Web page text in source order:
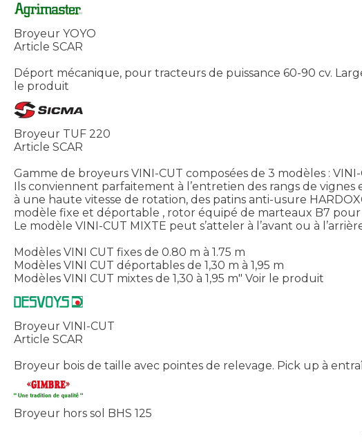
Broyeur YOYO
Article SCAR
Déport mécanique, pour tracteurs de puissance 60-90 cv.
le produit
Broyeur TUF 220
Article SCAR
Gamme de broyeurs VINI-CUT composées de 3 modèles :
Ils conviennent parfaitement à l’entretien des rangs de
à une haute vitesse de rotation, des patins anti-usure
modèle fixe et déportable , rotor équipé de marteaux B7 pour
Le modèle VINI-CUT MIXTE peut s’atteler à l’avant ou à
Modèles VINI CUT fixes de 0.80 m à 1.75 m
Modèles VINI CUT déportables de 1,30 m à 1,95 m
Modèles VINI CUT mixtes de 1,30 à 1,95 m" Voir le produit
Broyeur VINI-CUT
Article SCAR
Broyeur bois de taille avec pointes de relevage. Pick up à
Broyeur hors sol BHS 125